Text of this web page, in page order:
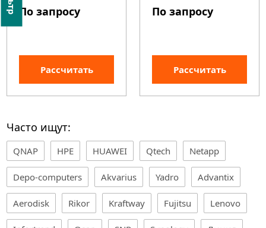
По запросу
Рассчитать
По запросу
Рассчитать
Часто ищут:
QNAP HPE HUAWEI Qtech Netapp
Depo-computers Akvarius Yadro Advantix
Aerodisk Rikor Kraftway Fujitsu Lenovo